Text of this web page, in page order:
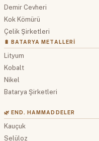
Demir Cevheri
Kok Kömürü
Çelik Şirketleri
🔋 BATARYA METALLERI
Lityum
Kobalt
Nikel
Batarya Şirketleri
🌿 END. HAMMADDELER
Kauçuk
Selüloz